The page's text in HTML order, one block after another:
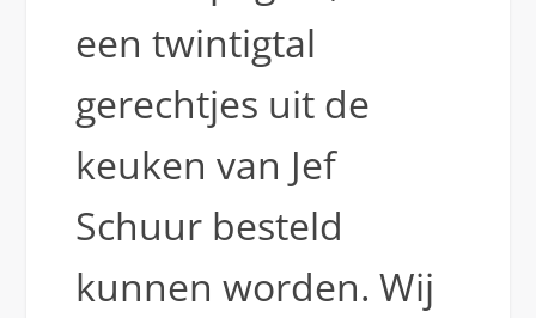
een twintigtal
gerechtjes uit de
keuken van Jef
Schuur besteld
kunnen worden. Wij